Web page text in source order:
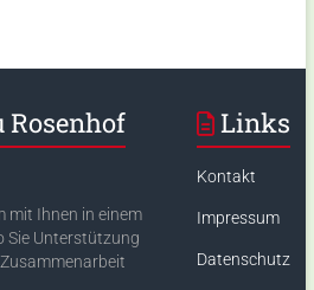
mit Ihnen in einem
Sie Unterstützung
Links
Kontakt
Impressum
Datenschutz